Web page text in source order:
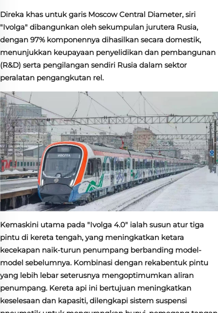
Direka khas untuk garis Moscow Central Diameter, siri
"Ivolga" dibangunkan oleh sekumpulan jurutera Rusia,
dengan 97% komponennya dihasilkan secara domestik,
menunjukkan keupayaan penyelidikan dan pembangunan
(R&D) serta pengilangan sendiri Rusia dalam sektor
peralatan pengangkutan rel.
Kemaskini utama pada "Ivolga 4.0" ialah susun atur tiga
pintu di kereta tengah, yang meningkatkan ketara
kecekapan naik-turun penumpang berbanding model-
model sebelumnya. Kombinasi dengan rekabentuk pintu
yang lebih lebar seterusnya mengoptimumkan aliran
penumpang. Kereta api ini bertujuan meningkatkan
keselesaan dan kapasiti, dilengkapi sistem suspensi